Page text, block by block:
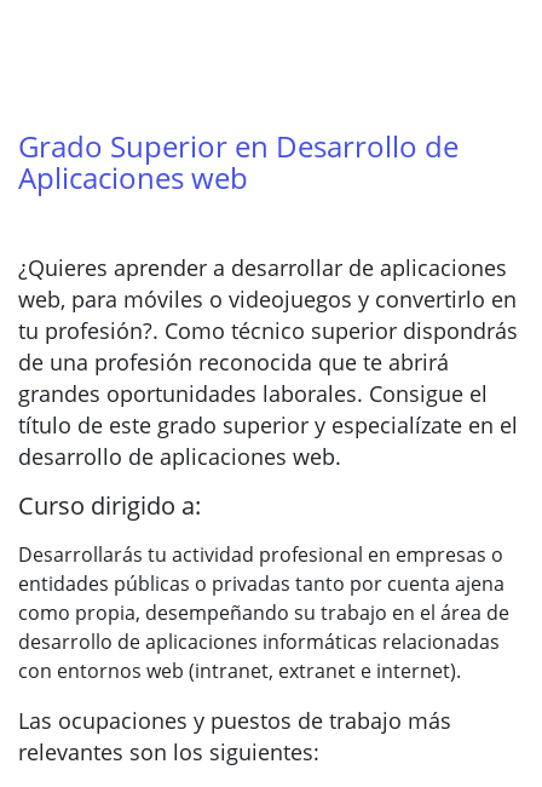
Grado Superior en Desarrollo de
Aplicaciones web
¿Quieres aprender a desarrollar de aplicaciones
web, para móviles o videojuegos y convertirlo en
tu profesión?. Como técnico superior dispondrás
de una profesión reconocida que te abrirá
grandes oportunidades laborales. Consigue el
título de este grado superior y especialízate en el
desarrollo de aplicaciones web.
Curso dirigido a:
Desarrollarás tu actividad profesional en empresas o
entidades públicas o privadas tanto por cuenta ajena
como propia, desempeñando su trabajo en el área de
desarrollo de aplicaciones informáticas relacionadas
con entornos web (intranet, extranet e internet).
Las ocupaciones y puestos de trabajo más
relevantes son los siguientes: